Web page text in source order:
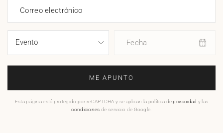
Correo electrónico
Fecha
ME APUNTO
Esta página está protegido por reCAPTCHA y se aplican la política deprivacidad y las
condiciones de servicio de Google.